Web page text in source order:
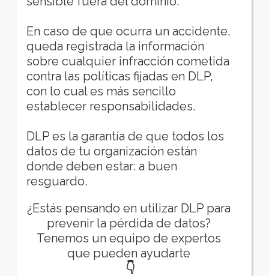
En caso de que ocurra un accidente,
queda registrada la información
sobre cualquier infracción cometida
contra las políticas fijadas en DLP,
con lo cual es más sencillo
establecer responsabilidades.
DLP es la garantía de que todos los
datos de tu organización están
donde deben estar: a buen
resguardo.
¿Estás pensando en utilizar DLP para
prevenir la pérdida de datos?
Tenemos un equipo de expertos
que pueden ayudarte
👇